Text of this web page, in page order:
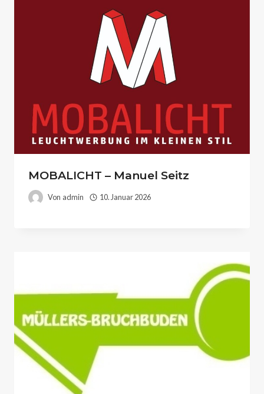
MOBALICHT – Manuel Seitz
Von admin 10. Januar 2026